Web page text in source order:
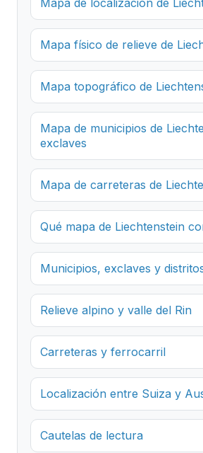
Mapa físico de relieve de
Mapa topográfico de
Mapa de municipios de
exclaves
Mapa de carreteras de
Qué mapa de Liechtenstein
Municipios, exclaves y
Relieve alpino y valle del Rin
Carreteras y ferrocarril
Localización entre Suiza y
Cautelas de lectura